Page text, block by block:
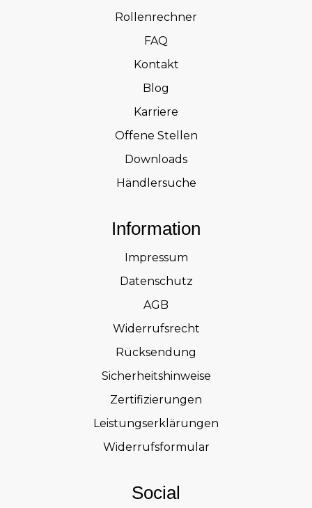
Rollenrechner
FAQ
Kontakt
Blog
Karriere
Offene Stellen
Downloads
Händlersuche
Information
Impressum
Datenschutz
AGB
Widerrufsrecht
Rücksendung
Sicherheitshinweise
Zertifizierungen
Leistungserklärungen
Widerrufsformular
Social